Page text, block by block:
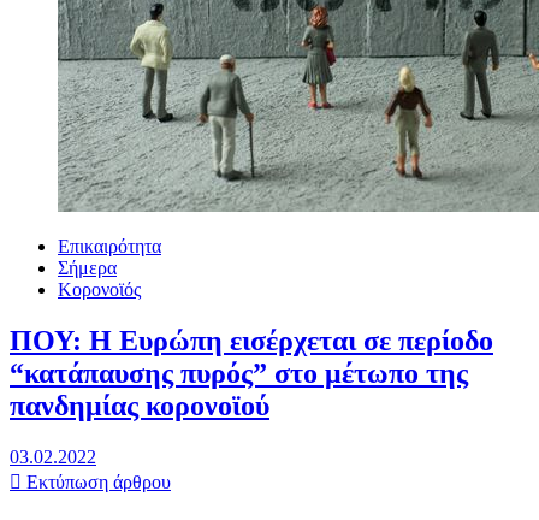
Επικαιρότητα
Σήμερα
Κορονοϊός
ΠΟΥ: Η Ευρώπη εισέρχεται σε περίοδο
“κατάπαυσης πυρός” στο μέτωπο της
πανδημίας κορονοϊού
03.02.2022
Εκτύπωση άρθρου